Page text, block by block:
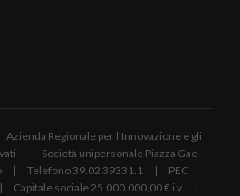
Regionale per l'Innovazione e gli
- Società unipersonale Piazza Gae
| Telefono 39.02 39331.1 | PEC
Capitale sociale 25.000.000,00 € i.v. |